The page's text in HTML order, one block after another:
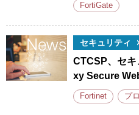
FortiGate
セキュリティ
CTCSP、セ
xy Secure
Fortinet プ